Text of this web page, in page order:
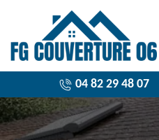
04 82 29 48 07